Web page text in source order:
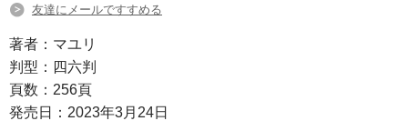
友達にメールですすめる
著者：マユリ
判型：四六判
頁数：256頁
発売日：2023年3月24日